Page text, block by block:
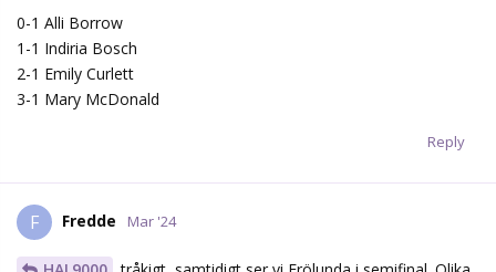
0-1 Alli Borrow
1-1 Indiria Bosch
2-1 Emily Curlett
3-1 Mary McDonald
Reply
F Fredde Mar '24